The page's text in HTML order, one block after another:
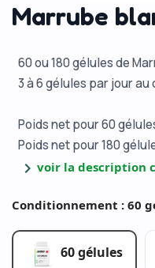
Marrube
60 ou 180 gélules de
3 à 6 gélules par jour
Poids net pour 60
Poids net pour 180
chevron_right voir la description
Conditionnement : 60
60 gélules